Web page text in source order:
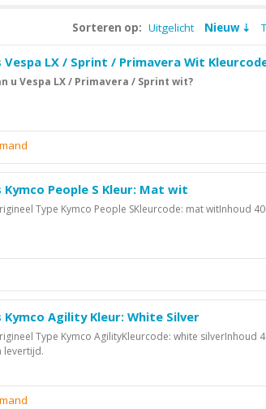
Sorteren op: Uitgelicht Nieuw
Vespa LX / Sprint / Primavera Wit
u Vespa LX / Primavera / Sprint wit?
Kymco People S Kleur: Mat wit
Type Kymco People SKleurcode: mat witInhoud
Kymco Agility Kleur: White Silver
Type Kymco AgilityKleurcode: white silverInhoud
levertijd.